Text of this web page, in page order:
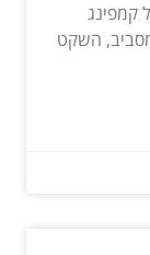
קמפינג
השקט